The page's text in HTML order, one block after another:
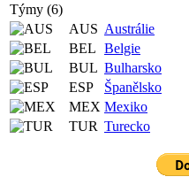
Týmy (6)
AUS Austrálie
BEL Belgie
BUL Bulharsko
ESP
Španělsko
MEX Mexiko
TUR Turecko